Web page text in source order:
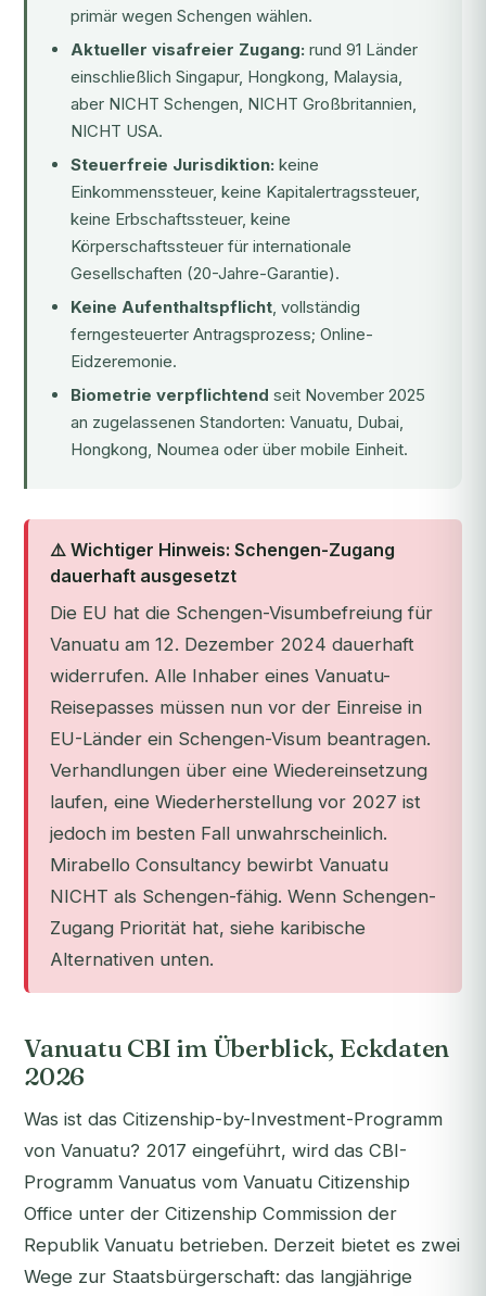
primär wegen Schengen wählen.
Aktueller visafreier Zugang: rund 91 Länder
einschließlich Singapur, Hongkong, Malaysia,
aber NICHT Schengen, NICHT Großbritannien,
NICHT USA.
Steuerfreie Jurisdiktion: keine
Einkommenssteuer, keine Kapitalertragssteuer,
keine Erbschaftssteuer, keine
Körperschaftssteuer für internationale
Gesellschaften (20-Jahre-Garantie).
Keine Aufenthaltspflicht, vollständig
ferngesteuerter Antragsprozess; Online-
Eidzeremonie.
Biometrie verpflichtend seit November 2025
an zugelassenen Standorten: Vanuatu, Dubai,
Hongkong, Noumea oder über mobile Einheit.
⚠️ Wichtiger Hinweis: Schengen-Zugang
dauerhaft ausgesetzt
Die EU hat die Schengen-Visumbefreiung für
Vanuatu am 12. Dezember 2024 dauerhaft
widerrufen. Alle Inhaber eines Vanuatu-
Reisepasses müssen nun vor der Einreise in
EU-Länder ein Schengen-Visum beantragen.
Verhandlungen über eine Wiedereinsetzung
laufen, eine Wiederherstellung vor 2027 ist
jedoch im besten Fall unwahrscheinlich.
Mirabello Consultancy bewirbt Vanuatu
NICHT als Schengen-fähig. Wenn Schengen-
Zugang Priorität hat, siehe karibische
Alternativen unten.
Vanuatu CBI im Überblick, Eckdaten
2026
Was ist das Citizenship-by-Investment-Programm
von Vanuatu? 2017 eingeführt, wird das CBI-
Programm Vanuatus vom Vanuatu Citizenship
Office unter der Citizenship Commission der
Republik Vanuatu betrieben. Derzeit bietet es zwei
Wege zur Staatsbürgerschaft: das langjährige